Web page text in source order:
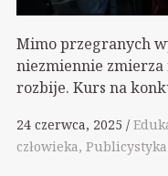
Mimo przegranych
niezmiennie zmierza
rozbije. Kurs na
24 czerwca, 2025
człowieka Publicystyka